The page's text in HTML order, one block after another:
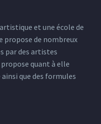
et une école de
propose de nombreux
par des artistes
quant à elle
que des formules